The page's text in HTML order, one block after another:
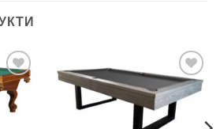
Во
желботека